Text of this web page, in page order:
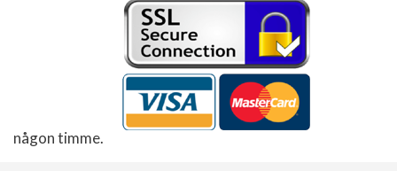
någon timme.